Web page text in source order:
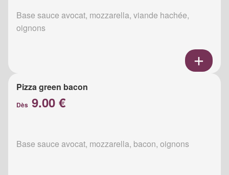
Base sauce avocat, mozzarella, viande hachée,
oignons
Pizza green bacon
Dès 9.00 €
Base sauce avocat, mozzarella, bacon, oignons